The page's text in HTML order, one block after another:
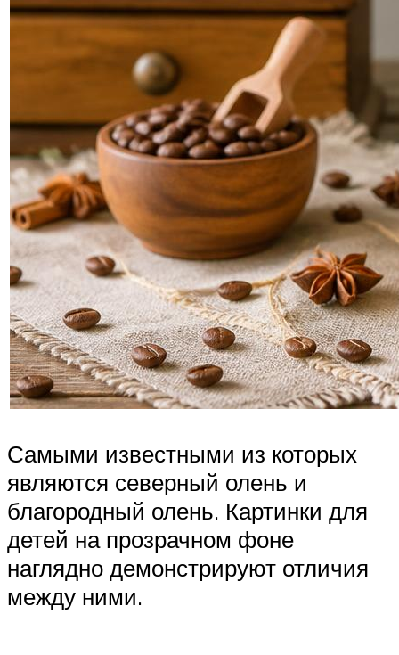
Самыми известными из которых
являются северный олень и
благородный олень. Картинки для
детей на прозрачном фоне
наглядно демонстрируют отличия
между ними.